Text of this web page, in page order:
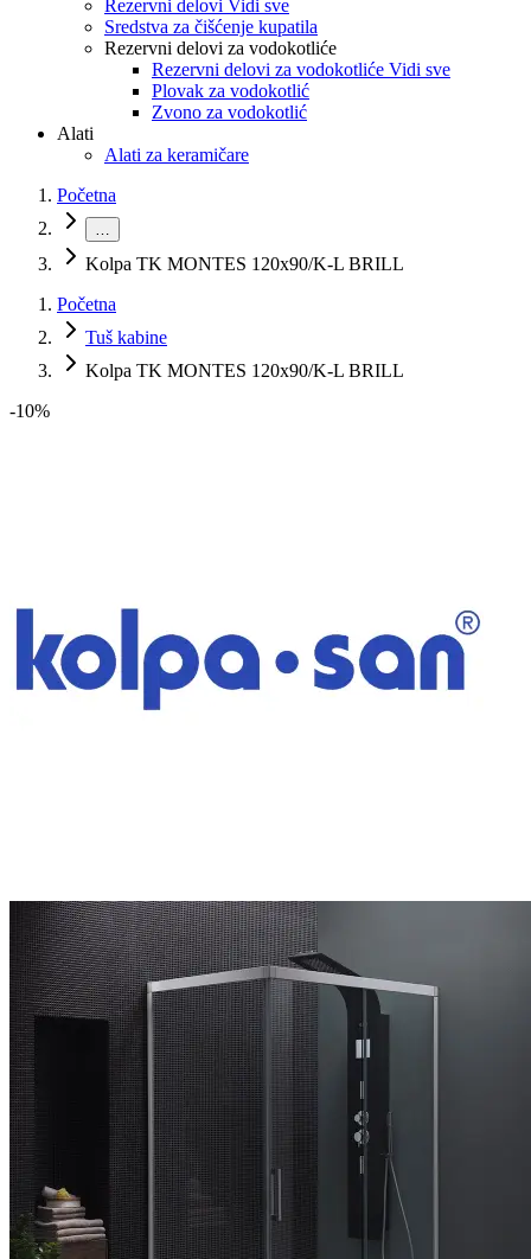
Rezervni delovi Vidi sve
Sredstva za čišćenje kupatila
Rezervni delovi za vodokotliće
Rezervni delovi za vodokotliće Vidi sve
Plovak za vodokotlić
Zvono za vodokotlić
Alati
Alati za keramičare
Početna
…
Kolpa TK MONTES 120x90/K-L BRILL
Početna
Tuš kabine
Kolpa TK MONTES 120x90/K-L BRILL
-10%